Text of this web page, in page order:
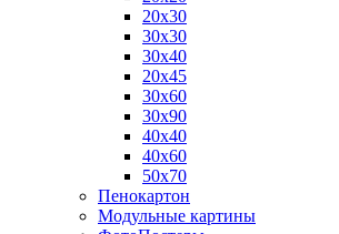
20х30
30х30
30х40
20х45
30х60
30х90
40х40
40х60
50х70
Пенокартон
Модульные картины